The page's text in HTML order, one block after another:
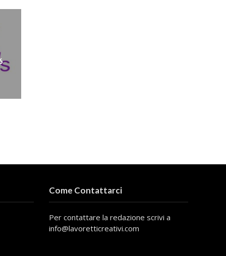
Come Contattarci
Per contattare la redazione scrivi a
info@lavoretticreativi.com